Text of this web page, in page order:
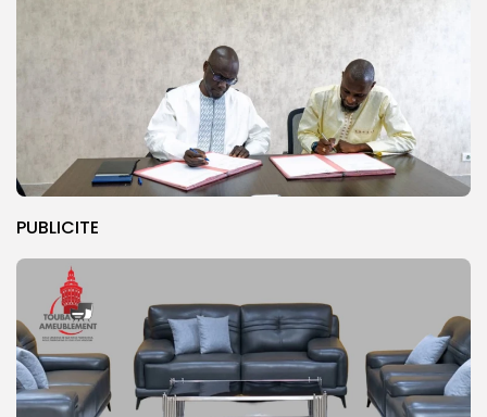
PUBLICITE